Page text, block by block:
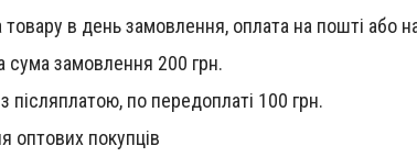
товару в день замовлення, оплата на пошті або
сума замовлення 200 грн.
післяплатою, по передоплаті 100 грн.
оптових покупців